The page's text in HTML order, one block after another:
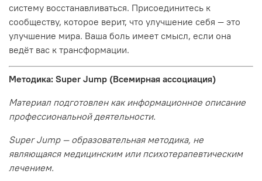
систему восстанавливаться. Присоединитесь к
сообществу, которое верит, что улучшение себя — это
улучшение мира. Ваша боль имеет смысл, если она
ведёт вас к трансформации.
Методика: Super Jump (Всемирная ассоциация)
Материал подготовлен как информационное описание
профессиональной деятельности.
Super Jump — образовательная методика, не
являющаяся медицинским или психотерапевтическим
лечением.